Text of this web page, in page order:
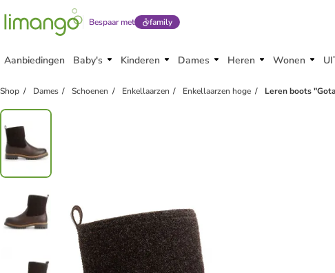
Bespaar met family
Aanbiedingen Baby's Kinderen Dames Heren Wonen
Shop Dames Schoenen Enkellaarzen Enkellaarzen hoge Leren boots